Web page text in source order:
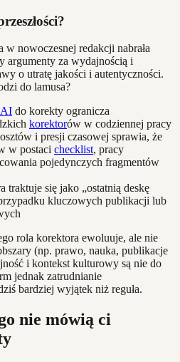
nowoczesnej redakcji nabrała
argumenty za wydajnością i
o utratę jakości i autentyczności.
do lamusa?
AI do korekty ogranicza
korektorów w codziennej pracy
i presji czasowej sprawia, że
w postaci checklist, pracy
pojedynczych fragmentów
traktuje się jako „ostatnią deskę
kluczowych publikacji lub
rola korektora ewoluuje, ale nie
(np. prawo, nauka, publikacje
i kontekst kulturowy są nie do
jednak zatrudnianie
bardziej wyjątek niż reguła.
nie mówią ci